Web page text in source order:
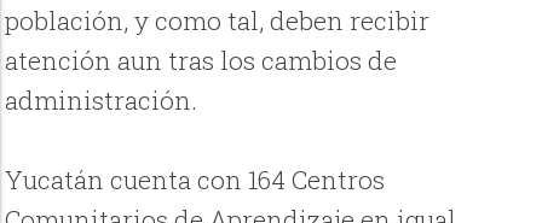
población, y como tal, deben recibir
atención aun tras los cambios de
administración.
Yucatán cuenta con 164 Centros